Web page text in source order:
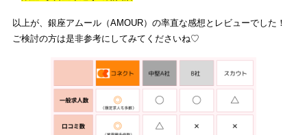
以上が、銀座アムール（AMOUR）の率直な感想とレビューでした！
ご検討の方は是非参考にしてみてくださいね♡